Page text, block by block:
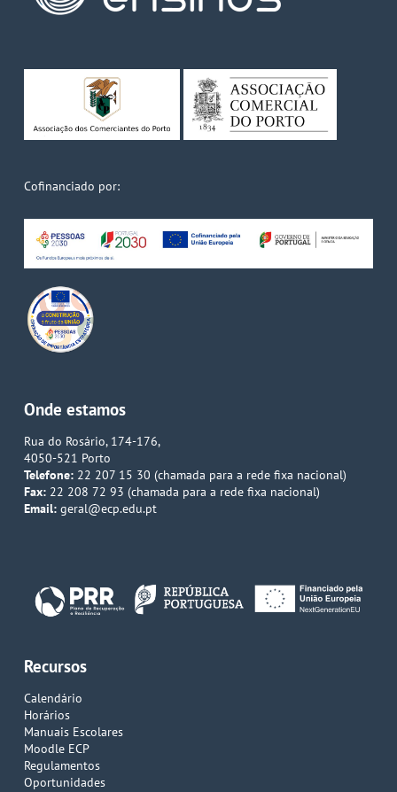
Cofinanciado por:
Onde estamos
Rua do Rosário, 174-176,
4050-521 Porto
Telefone:22 207 15 30 (chamada para a rede fixa nacional)
Fax:22 208 72 93 (chamada para a rede fixa nacional)
Email: geral@ecp.edu.pt
Recursos
Calendário
Horários
Manuais Escolares
Moodle ECP
Regulamentos
Oportunidades